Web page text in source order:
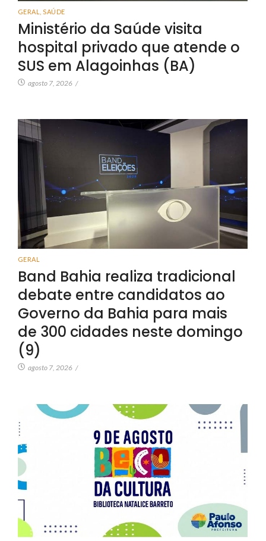
GERAL SAÚDE
Ministério da Saúde visita
hospital privado que atende o
SUS em Alagoinhas (BA)
agosto 7, 2026 /
GERAL
Band Bahia realiza tradicional
debate entre candidatos ao
Governo da Bahia para mais
de 300 cidades neste domingo
(9)
agosto 7, 2026 /